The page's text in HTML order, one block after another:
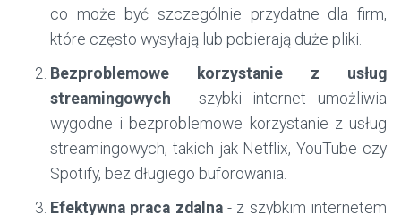
co może być szczególnie przydatne dla firm,
które często wysyłają lub pobierają duże pliki.
Bezproblemowe korzystanie z usług
streamingowych - szybki internet umożliwia
wygodne i bezproblemowe korzystanie z usług
streamingowych, takich jak Netflix, YouTube czy
Spotify, bez długiego buforowania.
Efektywna praca zdalna- z szybkim internetem